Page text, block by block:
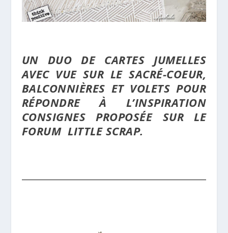
UN DUO DE CARTES JUMELLES
AVEC VUE SUR LE SACRÉ-COEUR,
BALCONNIÈRES ET VOLETS POUR
RÉPONDRE À L’INSPIRATION
CONSIGNES PROPOSÉE SUR LE
FORUM LITTLE SCRAP.